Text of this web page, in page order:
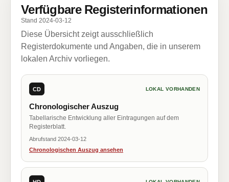
Verfügbare Registerinformationen
Stand 2024-03-12
Diese Übersicht zeigt ausschließlich
Registerdokumente und Angaben, die in unserem
lokalen Archiv vorliegen.
CD LOKAL VORHANDEN
Chronologischer Auszug
Tabellarische Entwicklung aller Eintragungen auf dem
Registerblatt.
Abrufstand 2024-03-12
Chronologischen Auszug ansehen